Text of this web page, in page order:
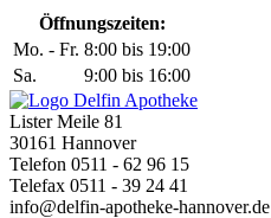
Öffnungszeiten:
Mo. - Fr. 8:00 bis 19:00
Sa.
9:00 bis 16:00
Lister Meile 81
30161 Hannover
Telefon 0511 - 62 96 15
Telefax 0511 - 39 24 41
info@delfin-apotheke-hannover.de